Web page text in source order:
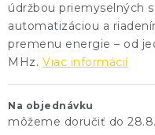
údržbou priemyselných
automatizáciou a
premenu energie – od
MHz. Viac informácií
Na objednávku